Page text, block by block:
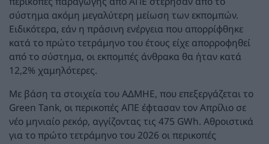
σύστημα ακόμη μεγαλύτερη μείωση των εκπομπών.
Ειδικότερα, εάν η πράσινη ενέργεια που απορρίφθηκε
κατά το πρώτο τετράμηνο του έτους είχε απορροφηθεί
από το σύστημα, οι εκπομπές άνθρακα θα ήταν κατά
12,2% χαμηλότερες.
Με βάση τα στοιχεία του ΑΔΜΗΕ, που επεξεργάζεται το
Green Tank, οι περικοπές ΑΠΕ έφτασαν τον Απρίλιο σε
νέο μηνιαίο ρεκόρ, αγγίζοντας τις 475 GWh. Αθροιστικά
για το πρώτο τετράμηνο του 2026 οι περικοπές